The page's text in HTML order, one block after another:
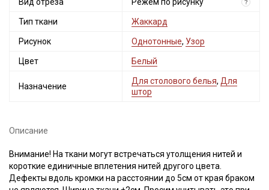
?
Тип ткани Жаккард
Рисунок Однотонные, Узор
Цвет Белый
Назначение
Для столового белья, Для
штор
Описание
Внимание! На ткани могут встречаться утолщения нитей и
короткие единичные вплетения нитей другого цвета.
Дефекты вдоль кромки на расстоянии до 5см от края браком